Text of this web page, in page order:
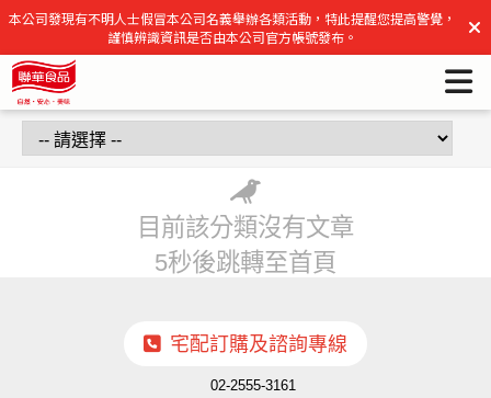
聯華食品官方網站 | 聯華食品官方網站
本公司發現有不明人士假冒本公司名義舉辦各類活動，特此提醒您提高警覺，
謹慎辨識資訊是否由本公司官方帳號發布。
目前該分類沒有文章
5秒後跳轉至首頁
宅配訂購及諮詢專線
02-2555-3161